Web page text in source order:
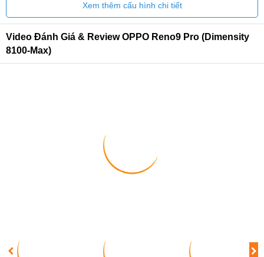
Xem thêm cấu hình chi tiết
Video Đánh Giá & Review OPPO Reno9 Pro (Dimensity
8100-Max)